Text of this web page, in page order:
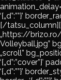
‘{„d”:””}’
[/
„https://
Volleyball.jpg”
„scroll”
‘{„d”:”cover”}’
‘{„d”:””}’